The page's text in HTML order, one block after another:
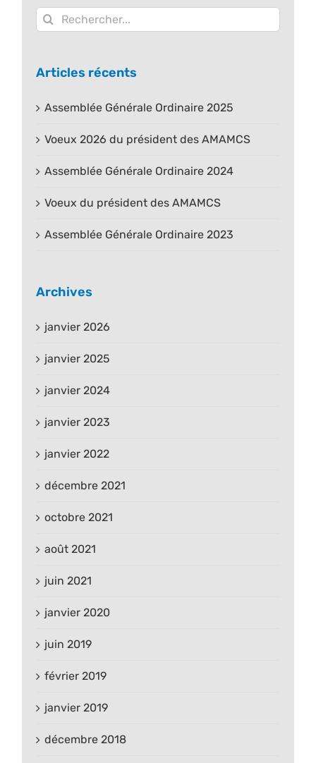
Rechercher:
Articles récents
Assemblée Générale Ordinaire 2025
Voeux 2026 du président des AMAMCS
Assemblée Générale Ordinaire 2024
Voeux du président des AMAMCS
Assemblée Générale Ordinaire 2023
Archives
janvier 2026
janvier 2025
janvier 2024
janvier 2023
janvier 2022
décembre 2021
octobre 2021
août 2021
juin 2021
janvier 2020
juin 2019
février 2019
janvier 2019
décembre 2018